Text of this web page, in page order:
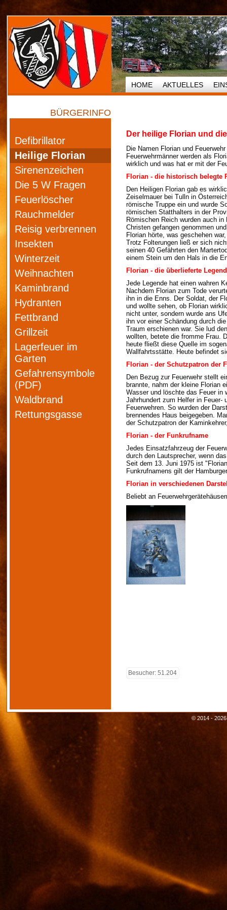
HOME AKTUELLES
BÜRGERINFO
Defibrillator
Heilige Florian
Sirenenzeichen
Die 5 W Fragen
Feuerlöscher
Rauchmelder
Reisig verbrennen
Insekten
Winterzeit
Weihnachten
Kaminbrand
Hydranten
Fettbrand
Grillzeit
Lagerfeuer im
Garten
Gefahrensymbole
(PDF)
Waldbrand
Rettungsgasse
Der heilige Florian und
Die Namen Florian und
Feuerwehrmänner werden als
wirklich und was hat er mit der
Florian - die historisch belegte
Den Heiligen Florian gab es
Zeiselmauer bei Tulln in
römische Truppe ein und wurde
römischen Statthalters in der
Römischen Reich wurden auch
Christen gefangen genommen
Florian hörte, was geschehen
Trotz Folterungen ließ er sich
seinen 40 Gefährten den
einem Stein um den Hals in die
Florian - die überlieferte
Jede Legende hat einen wahren
Nachdem Florian zum Tode
ihn in die Enns. Der Soldat, der
und wollte sehen, ob Florian
nicht unter, sondern wurde ans
ihn vor einer Schändung durch
Traum erschienen war. Sie lud
wollten, betete die fromme Frau.
heute fließt diese Quelle im
Wallfahrtsstätte. Heute befindet
Florian - der Schutzpatron der
Den Bezug zur Feuerwehr stellt
brannte, nahm der kleine Florian
Wasser und löschte das Feuer in
Jahrhundert zum Helfer in Feuer-
Feuerwehren. So wurden der
brennendes Haus beigegeben.
der Schutzpatron der
Florian - der Funkrufname
Jedes Einsatzfahrzeug der
durch den Lautsprecher, wenn
Seit dem 13. Juni 1975 ist
Funkrufnamens gilt der
Florian in verschiedenen
Beliebt an
Besucher: 51.204
© 2014 -